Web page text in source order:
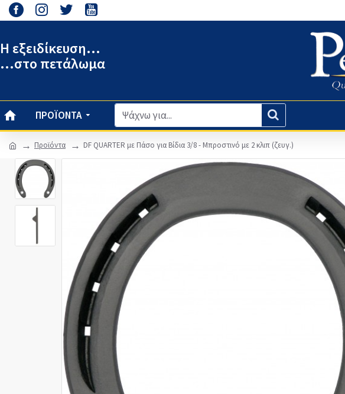
Η εξειδίκευση...
...στο πετάλωμα
ΠΡΟΪΌΝΤΑ
Προϊόντα DF QUARTER με Πάσο για Βίδια 3/8 - Μπροστινό με 2 κλιπ (ζευγ.)